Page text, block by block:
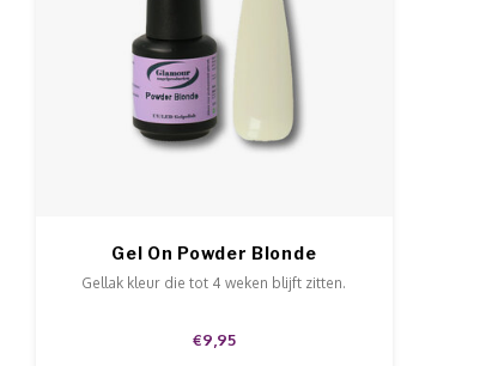
Gel On Powder Blonde
Gellak kleur die tot 4 weken blijft zitten.
€9,95